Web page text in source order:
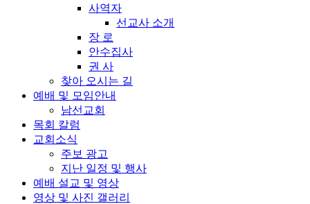
사역자
선교사 소개
장 로
안수집사
권 사
찾아 오시는 길
예배 및 모임안내
남선교회
목회 칼럼
교회소식
주보 광고
지난 일정 및 행사
예배 설교 및 영상
영상 및 사진 갤러리